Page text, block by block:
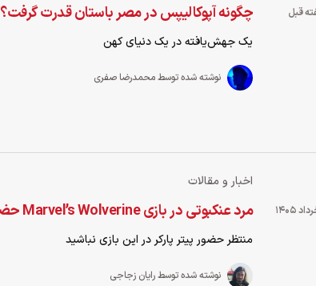
چگونه آپوکالیپس در مصر باستان قدرت گرفت؟
یک جهش‌یافته در یک دنیای کهن
نوشته شده توسط محمدرضا صفری
اخبار و مقالات
مرد عنکبوتی در بازی Marvel’s Wolverine حضور نخواهد داشت
منتظر حضور پیتر پارکر در این بازی نباشید
نوشته شده توسط رایان زجاجی